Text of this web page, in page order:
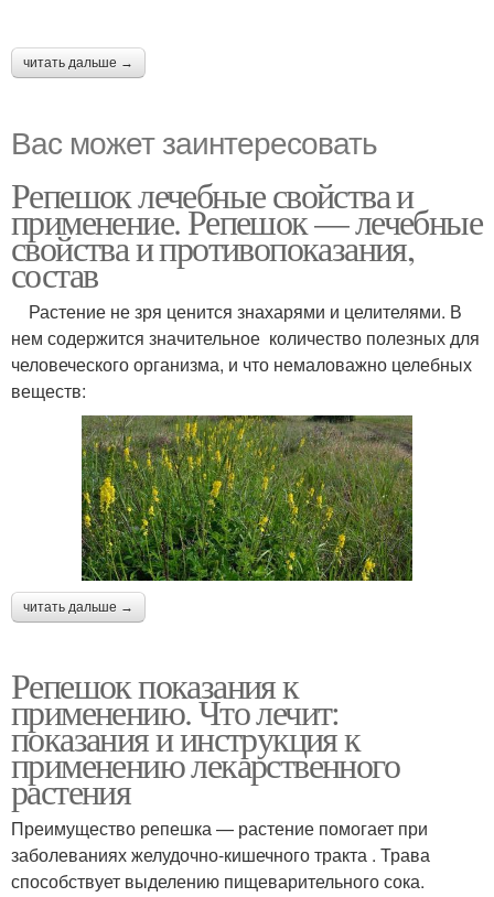
читать дальше →
Вас может заинтересовать
Репешок лечебные свойства и
применение. Репешок — лечебные
свойства и противопоказания,
состав
Растение не зря ценится знахарями и целителями. В
нем содержится значительное количество полезных для
человеческого организма, и что немаловажно целебных
веществ:
читать дальше →
Репешок показания к
применению. Что лечит:
показания и инструкция к
применению лекарственного
растения
Преимущество репешка — растение помогает при
заболеваниях желудочно-кишечного тракта . Трава
способствует выделению пищеварительного сока.